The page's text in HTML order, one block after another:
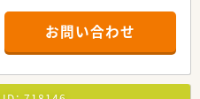
＊
所に位置しており、無料駐車場
勤が非常に快適です。
ど近隣の医療機関より、泌尿器科
お問い合わせ